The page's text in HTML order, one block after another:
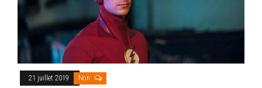
21 juillet 2019 Non